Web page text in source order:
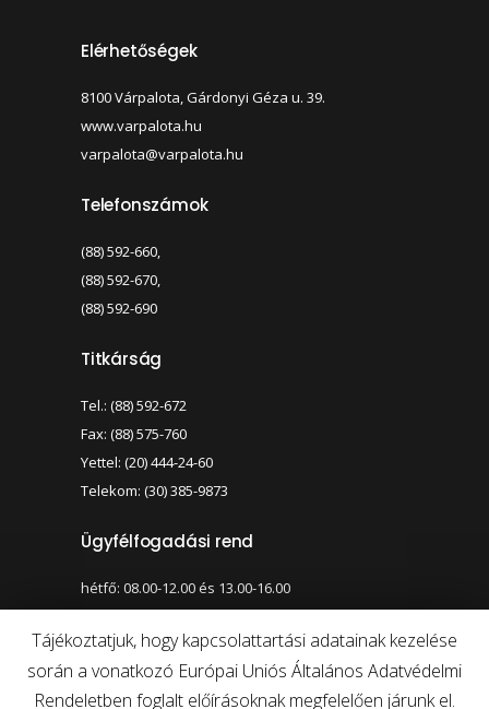
Elérhetőségek
8100 Várpalota, Gárdonyi Géza u. 39.
www.varpalota.hu
varpalota@varpalota.hu
Telefonszámok
(88) 592-660,
(88) 592-670,
(88) 592-690
Titkárság
Tel.: (88) 592-672
Fax: (88) 575-760
Yettel: (20) 444-24-60
Telekom: (30) 385-9873
Ügyfélfogadási rend
hétfő: 08.00-12.00 és 13.00-16.00
szerda: 08.00-12.00 és 13.00-17.00
Nagy kontraszt váltása
Betűméret váltása
Tájékoztatjuk, hogy kapcsolattartási adatainak kezelése
során a vonatkozó Európai Uniós Általános Adatvédelmi
Rendeletben foglalt előírásoknak megfelelően járunk el.